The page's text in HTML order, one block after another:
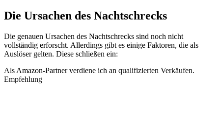
Die Ursachen des Nachtschrecks
Die genauen Ursachen des Nachtschrecks sind noch nicht
vollständig erforscht. Allerdings gibt es einige Faktoren, die als
Auslöser gelten. Diese schließen ein:
Als Amazon-Partner verdiene ich an qualifizierten Verkäufen.
Empfehlung